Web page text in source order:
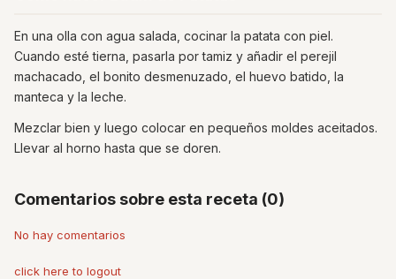
En una olla con agua salada, cocinar la patata con piel.
Cuando esté tierna, pasarla por tamiz y añadir el perejil
machacado, el bonito desmenuzado, el huevo batido, la
manteca y la leche.
Mezclar bien y luego colocar en pequeños moldes aceitados.
Llevar al horno hasta que se doren.
Comentarios sobre esta receta (0)
No hay comentarios
click here to logout